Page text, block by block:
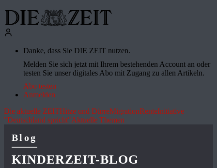
Danke, dass Sie DIE ZEIT nutzen.
Melden Sie sich jetzt mit Ihrem bestehenden Account an oder
testen Sie unser digitales Abo mit Zugang zu allen Artikeln.
Abo testen
Anmelden
Die aktuelle ZEITHitze und DürreMigrationRenteInitiative
"Deutschland spricht"Aktuelle Themen
Blog
KINDERZEIT-BLOG